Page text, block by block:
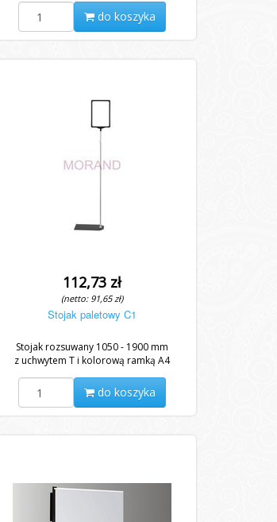
do koszyka
112,73 zł
(netto: 91,65 zł)
Stojak paletowy C1
Stojak rozsuwany 1050 - 1900 mm
z uchwytem T i kolorową ramką A4
do koszyka